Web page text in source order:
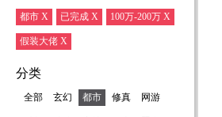
都市 X 已完成 X 100万-200万 X
假装大佬 X
分类
全部 玄幻 都市 修真 网游